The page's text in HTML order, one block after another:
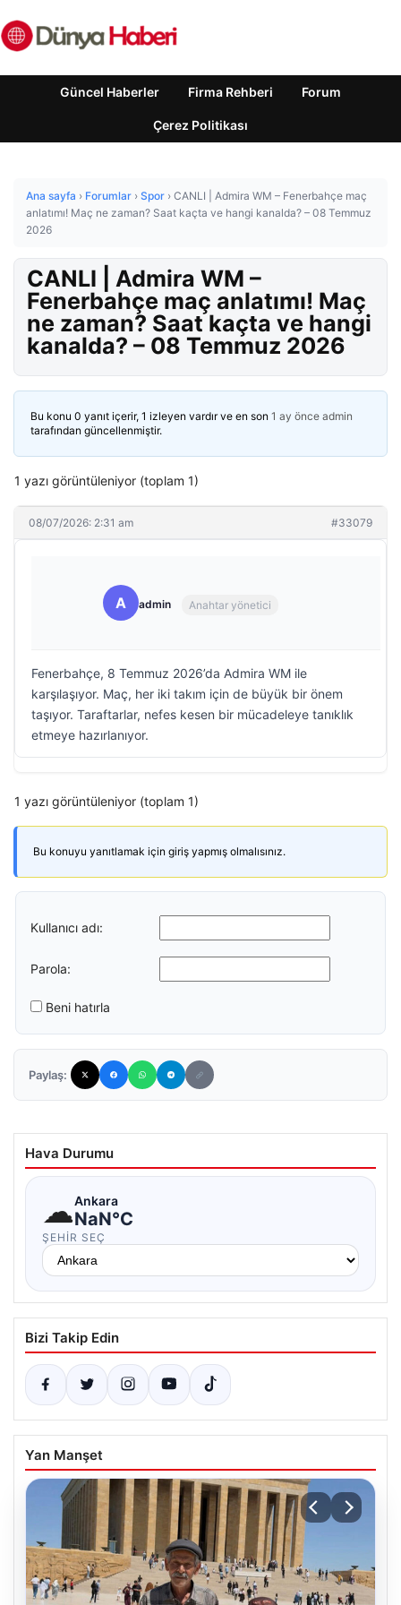
Güncel Haberler Firma Rehberi Forum
Çerez Politikası
Ana sayfa › Forumlar › Spor › CANLI | Admira WM – Fenerbahçe maç
anlatımı! Maç ne zaman? Saat kaçta ve hangi kanalda? – 08 Temmuz
2026
CANLI | Admira WM –
Fenerbahçe maç anlatımı! Maç
ne zaman? Saat kaçta ve hangi
kanalda? – 08 Temmuz 2026
Bu konu 0 yanıt içerir, 1 izleyen vardır ve en son 1 ay önce admin
tarafından güncellenmiştir.
1 yazı görüntüleniyor (toplam 1)
08/07/2026: 2:31 am #33079
A admin Anahtar yönetici
Fenerbahçe, 8 Temmuz 2026’da Admira WM ile
karşılaşıyor. Maç, her iki takım için de büyük bir önem
taşıyor. Taraftarlar, nefes kesen bir mücadeleye tanıklık
etmeye hazırlanıyor.
1 yazı görüntüleniyor (toplam 1)
Bu konuyu yanıtlamak için giriş yapmış olmalısınız.
Kullanıcı adı:
Parola:
Beni hatırla
Paylaş:
Hava Durumu
☁Ankara
NaN°C
ŞEHIR SEÇ
Bizi Takip Edin
Yan Manşet